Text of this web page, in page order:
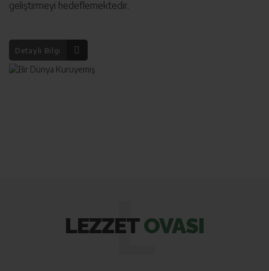
geliştirmeyi hedeflemektedir.
Detaylı Bilgi
L
LEZZETOVASI